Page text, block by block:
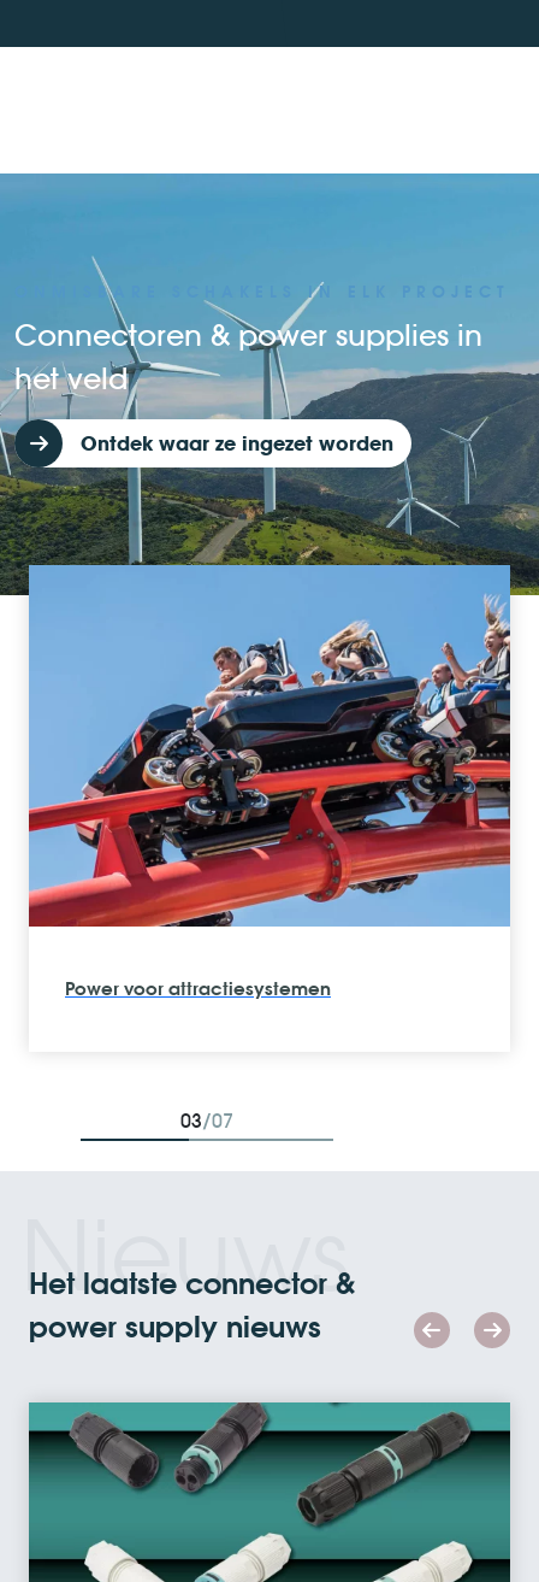
ONMISBARE SCHAKELS IN ELK PROJECT
Connectoren & power supplies in
het veld
Ontdek waar ze ingezet worden
Maatwerk kabelsets voor e-cargo fietsen
04/07
Het laatste connector &
power supply nieuws
Nieuws